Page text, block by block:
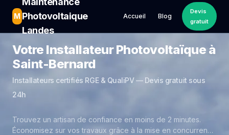
M Photovoltaique
Landes
Accueil Blog
Devis
gratuit
Votre Installateur Photovoltaïque à
Saint-Bernard
Installateurs certifiés RGE & QualiPV — Devis gratuit sous
24h
Trouvez un artisan de confiance en moins de 2 minutes.
Économisez sur vos travaux grâce à la mise en concurrence